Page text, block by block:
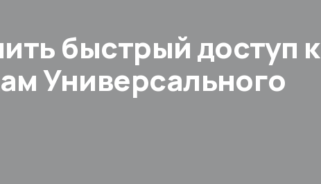
быстрый доступ к
Универсального